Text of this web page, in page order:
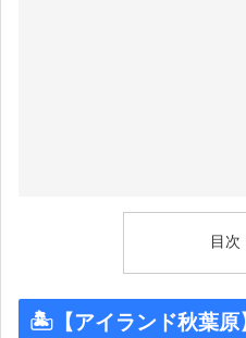
目次
🏝【アイランド秋葉原